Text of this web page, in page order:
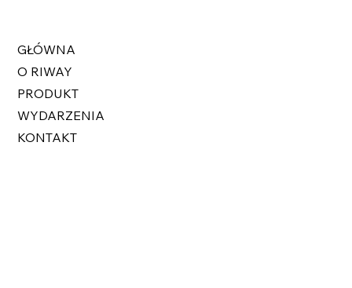
GŁÓWNA
O RIWAY
PRODUKT
WYDARZENIA
KONTAKT